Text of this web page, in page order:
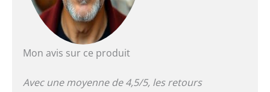
Mon avis sur ce produit
Avec une moyenne de 4,5/5, les retours